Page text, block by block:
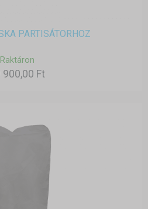
PARTISÁTORHOZ
Raktáron
900,00 Ft